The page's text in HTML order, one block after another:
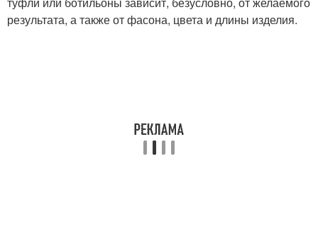
результата, а также от фасона, цвета и длины изделия.